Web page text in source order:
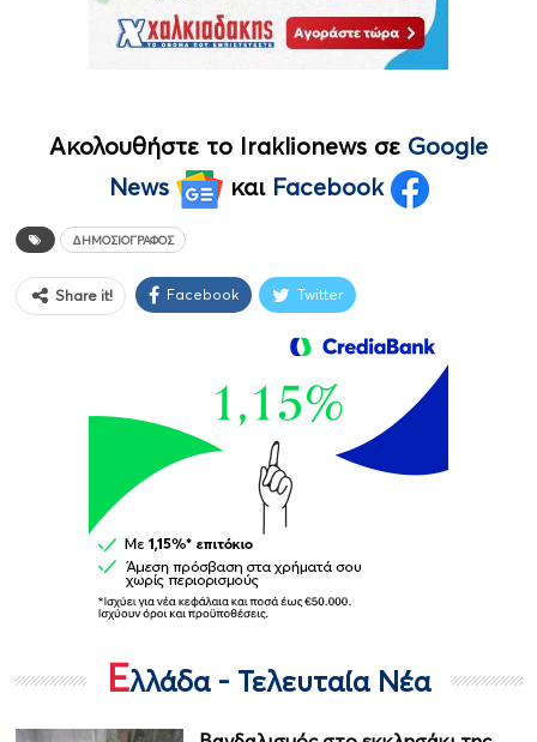
Ακολουθήστε το Iraklionews σε Google
News
και Facebook
ΔΗΜΟΣΙΟΓΡΆΦΟΣ
Share it! Facebook Twitter
Ελλάδα - Τελευταία Νέα